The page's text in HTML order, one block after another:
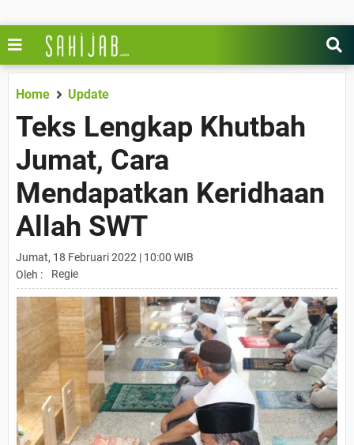
Home Update
Teks Lengkap Khutbah
Jumat, Cara
Mendapatkan Keridhaan
Allah SWT
Jumat, 18 Februari 2022 | 10:00 WIB
Oleh :
Regie